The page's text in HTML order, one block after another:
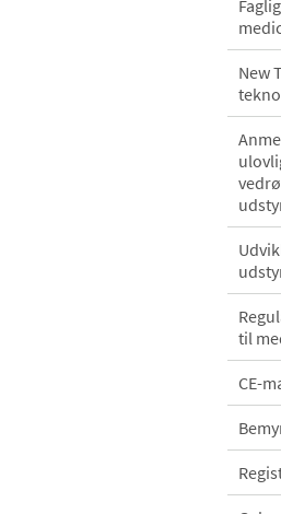
New
til
CE-